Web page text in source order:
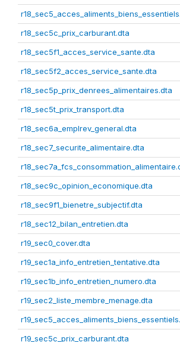
r18_sec5c_prix_carburant.dta
r18_sec5f1_acces_service_sante.dta
r18_sec5f2_acces_service_sante.dta
r18_sec5p_prix_denrees_alimentaires.dta
r18_sec5t_prix_transport.dta
r18_sec6a_emplrev_general.dta
r18_sec7_securite_alimentaire.dta
r18_sec9c_opinion_economique.dta
r18_sec9f1_bienetre_subjectif.dta
r18_sec12_bilan_entretien.dta
r19_sec0_cover.dta
r19_sec1a_info_entretien_tentative.dta
r19_sec1b_info_entretien_numero.dta
r19_sec2_liste_membre_menage.dta
r19_sec5c_prix_carburant.dta